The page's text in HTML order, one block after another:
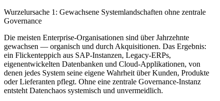
Wurzelursache 1: Gewachsene Systemlandschaften ohne zentrale
Governance
Die meisten Enterprise-Organisationen sind über Jahrzehnte
gewachsen — organisch und durch Akquisitionen. Das Ergebnis:
ein Flickenteppich aus SAP-Instanzen, Legacy-ERPs,
eigenentwickelten Datenbanken und Cloud-Applikationen, von
denen jedes System seine eigene Wahrheit über Kunden, Produkte
oder Lieferanten pflegt. Ohne eine zentrale Governance-Instanz
entsteht Datenchaos systemisch und unvermeidlich.